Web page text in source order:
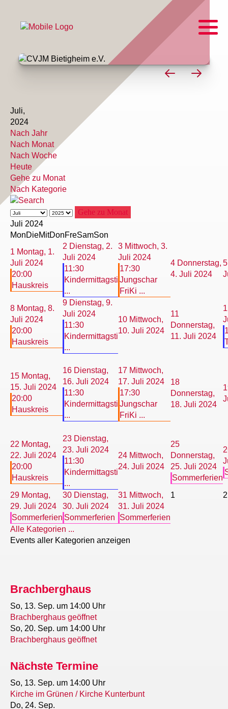
Brachberghaus
So, 13. Sep. um 14:00 Uhr
Brachberghaus geöffnet
So, 20. Sep. um 14:00 Uhr
Brachberghaus geöffnet
Nächste Termine
So, 13. Sep. um 14:00 Uhr
Kirche im Grünen / Kirche Kunterbunt
Do, 24. Sep.
Juli,
2024
Nach Jahr
Nach Monat
Nach Woche
Heute
Gehe zu Monat
Nach Kategorie
Gehe zu Monat
Juli 2024
MonDieMitDonFreSamSon
1 Montag, 1.
Juli 2024
20:00
Hauskreis
2 Dienstag, 2.
Juli 2024
11:30
Kindermittagsti
...
3 Mittwoch, 3.
Juli 2024
17:30
Jungschar
FriKi ...
4 Donnerstag,
4. Juli 2024
5
8 Montag, 8.
Juli 2024
20:00
Hauskreis
9 Dienstag, 9.
Juli 2024
11:30
Kindermittagsti
...
10 Mittwoch,
10. Juli 2024
11
Donnerstag,
11. Juli 2024
15 Montag,
15. Juli 2024
20:00
Hauskreis
16 Dienstag,
16. Juli 2024
11:30
Kindermittagsti
...
17 Mittwoch,
17. Juli 2024
17:30
Jungschar
FriKi ...
18
Donnerstag,
18. Juli 2024
22 Montag,
22. Juli 2024
20:00
Hauskreis
23 Dienstag,
23. Juli 2024
11:30
Kindermittagsti
...
24 Mittwoch,
24. Juli 2024
25
Donnerstag,
25. Juli 2024
Sommerferien
29 Montag,
29. Juli 2024
Sommerferien
30 Dienstag,
30. Juli 2024
Sommerferien
31 Mittwoch,
31. Juli 2024
Sommerferien
1 2
Alle Kategorien ...
Events aller Kategorien anzeigen